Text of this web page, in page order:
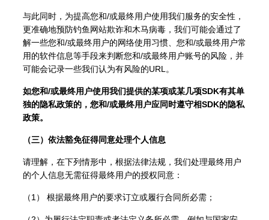
与此同时，为提高您和/或最终用户使用我们服务的安全性，
更准确地预防钓鱼网站欺诈和木马病毒，我们可能会通过了
解一些您和/或最终用户的网络使用习惯、您和/或最终用户常
用的软件信息等手段来判断您和/或最终用户账号的风险，并
可能会记录一些我们认为有风险的URL。
如您和/或最终用户使用我们提供的某项或某几项SDK有其单
独的隐私政策的，您和/或最终用户应同时遵守相SDK的隐私
政策。
（三）依法豁免征得同意处理个人信息
请理解，在下列情形中，根据法律法规，我们处理最终用户
的个人信息无需征得最终用户的授权同意：
（1） 根据最终用户的要求订立或履行合同所必需；